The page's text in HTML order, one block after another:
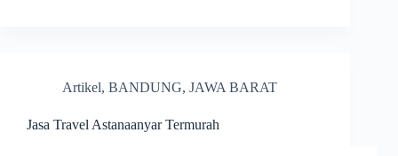
Artikel, BANDUNG, JAWA BARAT
Jasa Travel Astanaanyar Termurah